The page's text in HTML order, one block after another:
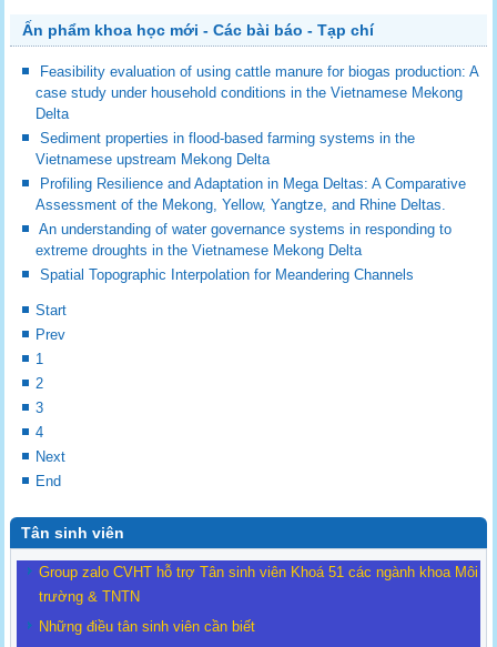
Ấn phẩm khoa học mới - Các bài báo - Tạp chí
Feasibility evaluation of using cattle manure for biogas production: A
case study under household conditions in the Vietnamese Mekong
Delta
Sediment properties in flood-based farming systems in the
Vietnamese upstream Mekong Delta
Profiling Resilience and Adaptation in Mega Deltas: A Comparative
Assessment of the Mekong, Yellow, Yangtze, and Rhine Deltas.
An understanding of water governance systems in responding to
extreme droughts in the Vietnamese Mekong Delta
Spatial Topographic Interpolation for Meandering Channels
Start
Prev
1
2
3
4
Next
End
Tân sinh viên
Group zalo CVHT hỗ trợ Tân sinh viên Khoá 51 các ngành khoa Môi
trường & TNTN
Những điều tân sinh viên cần biết